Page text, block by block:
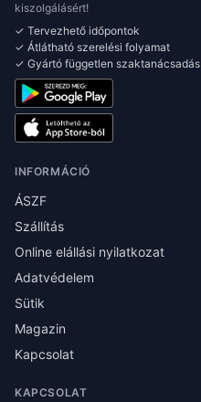
kiszolgálásért!
✓ Tervezhető időpontok
✓ Átlátható szerelési folyamat
✓ Gyártó független szaktanácsadás
INFORMÁCIÓ
ÁSZF
Szállítás
Online elállási nyilatkozat
Adatvédelem
Sütik
Magazin
Kapcsolat
KAPCSOLAT